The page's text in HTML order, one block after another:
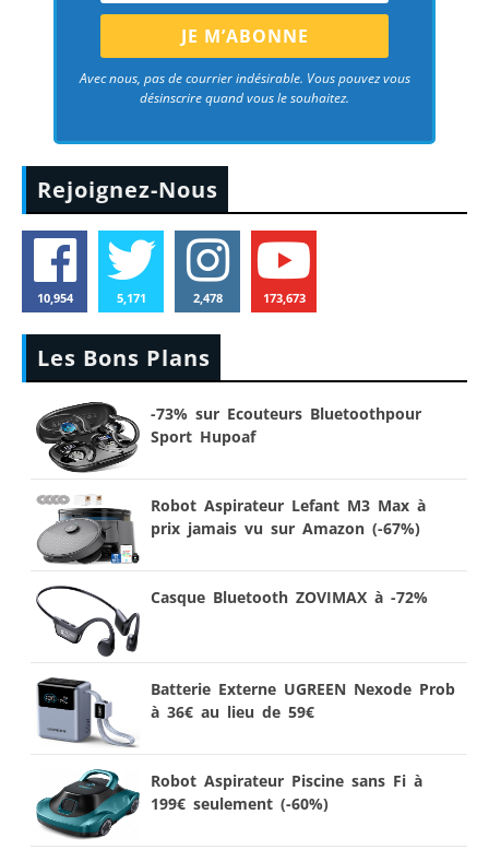
Avec nous, pas de courrier indésirable. Vous pouvez vous
désinscrire quand vous le souhaitez.
Rejoignez-Nous
10,954 5,171 2,478 173,673
Les Bons Plans
-73% sur Ecouteurs Bluetoothpour
Sport Hupoaf
Robot Aspirateur Lefant M3 Max à
prix jamais vu sur Amazon (-67%)
Casque Bluetooth ZOVIMAX à -72%
Batterie Externe UGREEN Nexode Prob
à 36€ au lieu de 59€
Robot Aspirateur Piscine sans Fi à
199€ seulement (-60%)